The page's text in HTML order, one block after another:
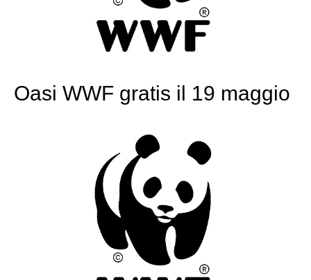
Oasi WWF gratis il 19 maggio